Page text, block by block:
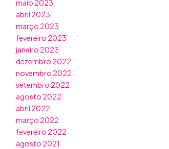
maio 2023
abril 2023
março 2023
fevereiro 2023
janeiro 2023
dezembro 2022
novembro 2022
setembro 2022
agosto 2022
abril 2022
março 2022
fevereiro 2022
agosto 2021